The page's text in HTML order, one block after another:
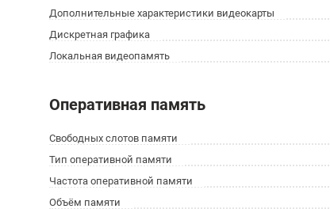
Дополнительные характеристики видеокарты
Дискретная графика
Локальная видеопамять
Оперативная память
Свободных слотов памяти
Тип оперативной памяти
Частота оперативной памяти
Объём памяти